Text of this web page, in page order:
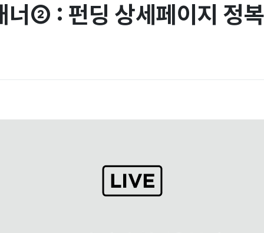
② : 펀딩 상세페이지 정복